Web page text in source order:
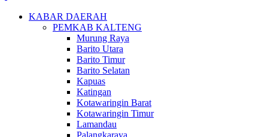
KABAR DAERAH
PEMKAB KALTENG
Murung Raya
Barito Utara
Barito Timur
Barito Selatan
Kapuas
Katingan
Kotawaringin Barat
Kotawaringin Timur
Lamandau
Palangkaraya